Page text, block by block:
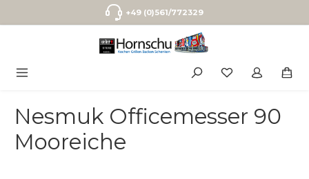
Zum Hauptinhalt springen+49 (0)561/772329
Nesmuk Officemesser 90
Mooreiche